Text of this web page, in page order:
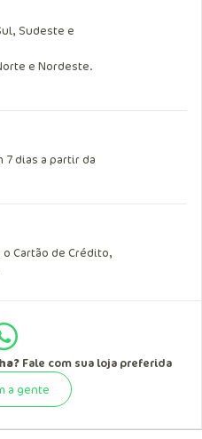
Sudeste e
e Nordeste.
7 dias a partir da
o Cartão de Crédito,
Fale com sua loja preferida
a gente